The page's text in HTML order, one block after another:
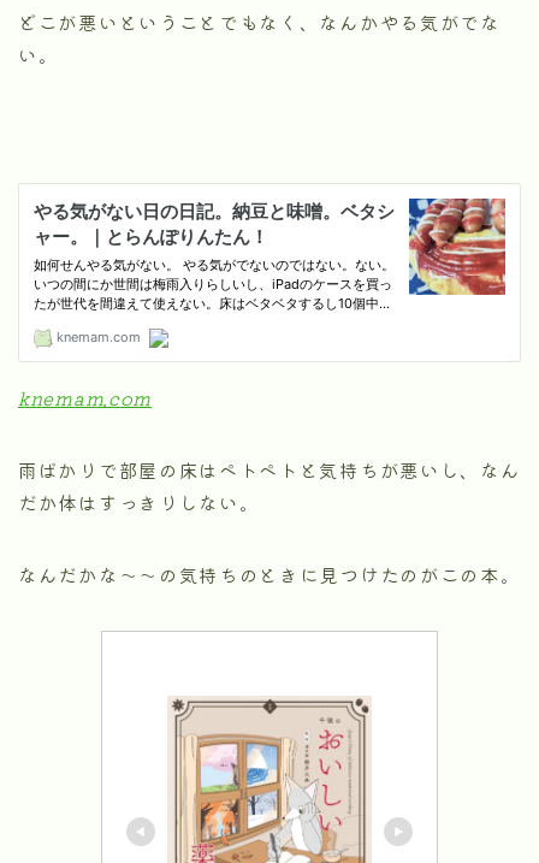
どこが悪いということでもなく、なんかやる気がでな
い。
knemam.com
雨ばかりで部屋の床はペトペトと気持ちが悪いし、なん
だか体はすっきりしない。
なんだかな〜〜の気持ちのときに見つけたのがこの本。